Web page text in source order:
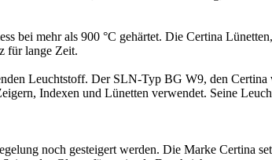
bei mehr als 900 °C gehärtet. Die Certina
für lange Zeit.
Leuchtstoff. Der SLN-Typ BG W9, den
Indexen und Lünetten verwendet. Seine
noch gesteigert werden. Die Marke Certina